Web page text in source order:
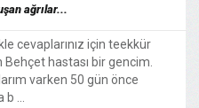
ağrılar...
cevaplarınız için teekkür
hastası bir gencim.
varken 50 gün önce
...